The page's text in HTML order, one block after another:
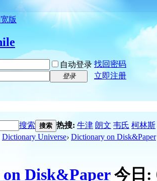
版
自动登录 找回密码
登录
立即注册
搜索 搜索 热搜: 牛津 朗文 韦氏 柯林斯
Dictionary Universe› Dictionary on Disk&Paper
Disk&Paper 今日: